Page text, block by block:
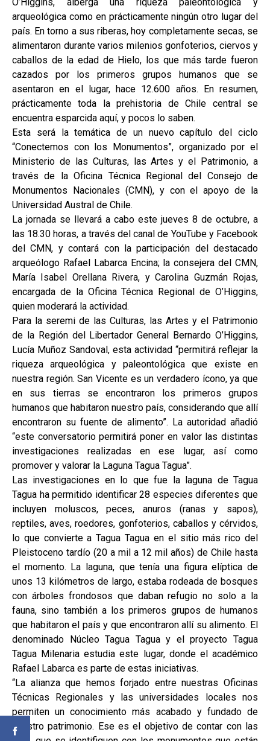
arqueológica como en prácticamente ningún otro lugar del
país. En torno a sus riberas, hoy completamente secas, se
alimentaron durante varios milenios gonfoterios, ciervos y
caballos de la edad de Hielo, los que más tarde fueron
cazados por los primeros grupos humanos que se
asentaron en el lugar, hace 12.600 años. En resumen,
prácticamente toda la prehistoria de Chile central se
encuentra esparcida aquí, y pocos lo saben.
Esta será la temática de un nuevo capítulo del ciclo
“Conectemos con los Monumentos”, organizado por el
Ministerio de las Culturas, las Artes y el Patrimonio, a
través de la Oficina Técnica Regional del Consejo de
Monumentos Nacionales (CMN), y con el apoyo de la
Universidad Austral de Chile.
La jornada se llevará a cabo este jueves 8 de octubre, a
las 18.30 horas, a través del canal de YouTube y Facebook
del CMN, y contará con la participación del destacado
arqueólogo Rafael Labarca Encina; la consejera del CMN,
María Isabel Orellana Rivera, y Carolina Guzmán Rojas,
encargada de la Oficina Técnica Regional de O’Higgins,
quien moderará la actividad.
Para la seremi de las Culturas, las Artes y el Patrimonio
de la Región del Libertador General Bernardo O’Higgins,
Lucía Muñoz Sandoval, esta actividad “permitirá reflejar la
riqueza arqueológica y paleontológica que existe en
nuestra región. San Vicente es un verdadero ícono, ya que
en sus tierras se encontraron los primeros grupos
humanos que habitaron nuestro país, considerando que allí
encontraron su fuente de alimento”. La autoridad añadió
“este conversatorio permitirá poner en valor las distintas
investigaciones realizadas en ese lugar, así como
promover y valorar la Laguna Tagua Tagua”.
Las investigaciones en lo que fue la laguna de Tagua
Tagua ha permitido identificar 28 especies diferentes que
incluyen moluscos, peces, anuros (ranas y sapos),
reptiles, aves, roedores, gonfoterios, caballos y cérvidos,
lo que convierte a Tagua Tagua en el sitio más rico del
Pleistoceno tardío (20 a mil a 12 mil años) de Chile hasta
el momento. La laguna, que tenía una figura elíptica de
unos 13 kilómetros de largo, estaba rodeada de bosques
con árboles frondosos que daban refugio no solo a la
fauna, sino también a los primeros grupos de humanos
que habitaron el país y que encontraron allí su alimento. El
denominado Núcleo Tagua Tagua y el proyecto Tagua
Tagua Milenaria estudia este lugar, donde el académico
Rafael Labarca es parte de estas iniciativas.
“La alianza que hemos forjado entre nuestras Oficinas
Técnicas Regionales y las universidades locales nos
permiten un conocimiento más acabado y fundado de
nuestro patrimonio. Ese es el objetivo de contar con las